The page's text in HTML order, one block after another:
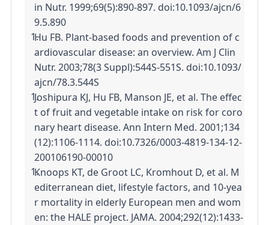
in Nutr. 1999;69(5):890-897. doi:10.1093/ajcn/6
9.5.890
Hu FB. Plant-based foods and prevention of c
ardiovascular disease: an overview. Am J Clin
Nutr. 2003;78(3 Suppl):544S-551S. doi:10.1093/
ajcn/78.3.544S
Joshipura KJ, Hu FB, Manson JE, et al. The effec
t of fruit and vegetable intake on risk for coro
nary heart disease. Ann Intern Med. 2001;134
(12):1106-1114. doi:10.7326/0003-4819-134-12-
200106190-00010
Knoops KT, de Groot LC, Kromhout D, et al. M
editerranean diet, lifestyle factors, and 10-yea
r mortality in elderly European men and wom
en: the HALE project. JAMA. 2004;292(12):1433-